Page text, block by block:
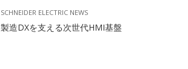
SCHNEIDER ELECTRIC NEWS
製造DXを支える次世代HMI基盤